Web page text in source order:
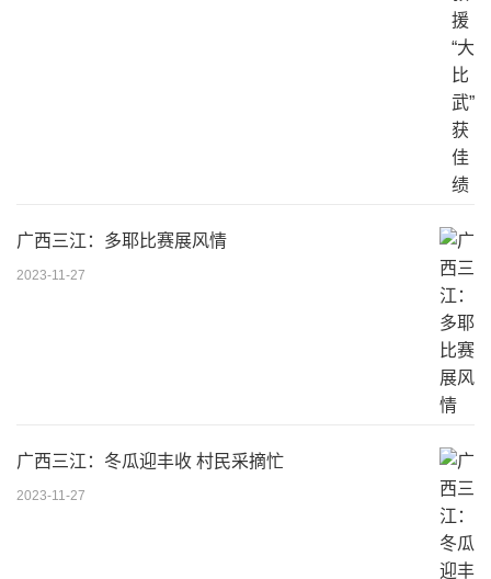
广西三江：多耶比赛展风情
2023-11-27
广西三江：冬瓜迎丰收 村民采摘忙
2023-11-27